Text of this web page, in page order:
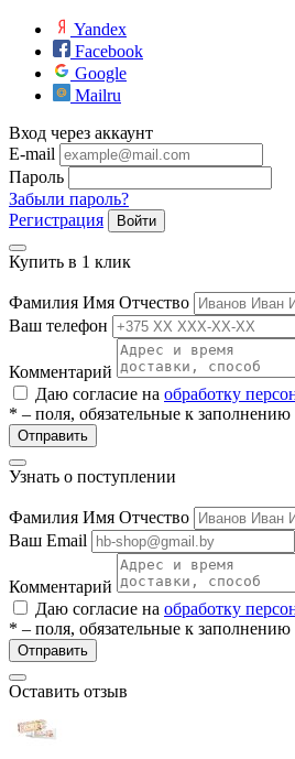
Yandex
Facebook
Google
Mailru
Вход через аккаунт
E-mail
Пароль
Забыли пароль?
Регистрация
Войти
Купить в 1 клик
Фамилия Имя Отчество
Ваш телефон
Комментарий
Даю согласие на обработку
* – поля, обязательные к заполнению
Отправить
Узнать о поступлении
Фамилия Имя Отчество
Ваш Email
Комментарий
Даю согласие на обработку
* – поля, обязательные к заполнению
Отправить
Оставить отзыв